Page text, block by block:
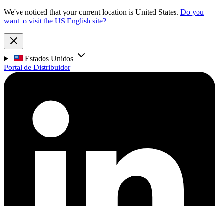
We've noticed that your current location is United States. Do you
want to visit the US English site?
Estados Unidos
Portal de Distribuidor